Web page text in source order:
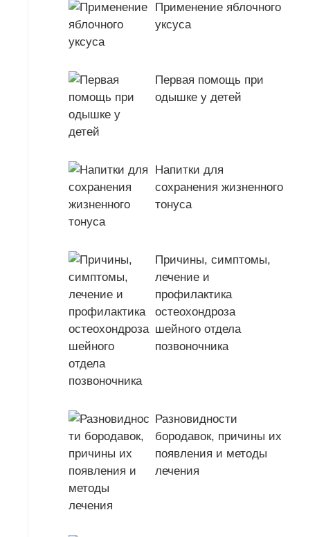
Применение яблочного
уксуса
Первая помощь при
одышке у детей
Напитки для
сохранения жизненного
тонуса
Причины, симптомы,
лечение и
профилактика
остеохондроза
шейного отдела
позвоночника
Разновидности
бородавок, причины их
появления и методы
лечения